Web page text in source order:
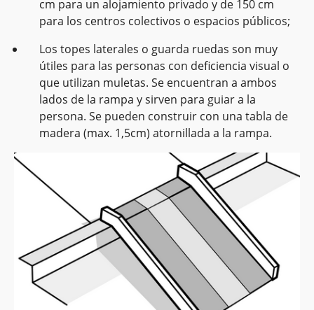
cm para un alojamiento privado y de 150 cm
para los centros colectivos o espacios públicos;
Los topes laterales o guarda ruedas son muy
útiles para las personas con deficiencia visual o
que utilizan muletas. Se encuentran a ambos
lados de la rampa y sirven para guiar a la
persona. Se pueden construir con una tabla de
madera (max. 1,5cm) atornillada a la rampa.